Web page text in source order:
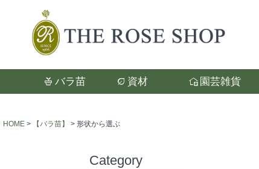
バラ苗 資材 園芸雑貨
検索
HOME 【バラ苗】 形状から選ぶ
Category